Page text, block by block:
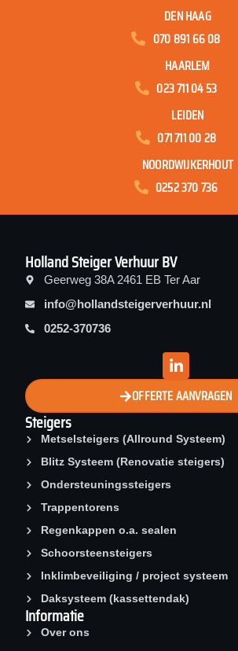
DEN HAAG
070 891 66 08
HAARLEM
023 711 04 53
LEIDEN
071 711 00 28
NOORDWIJKERHOUT
0252 370 736
Holland Steiger Verhuur BV
Geerweg 38A 2461 EB Ter Aar
info@hollandsteigerverhuur.nl
0252-370736
Steigers
Metselsteigers (Allround Systeem)
Blitz Systeem (Renovatie steigers)
Ondersteuningssteigers
Trappentorens
Regenkappen o.a. sealen
Schoorsteen­steigers
Inklimbeveiliging / project systeem
Daksysteem (kassettendak)
Informatie
Over ons
OFFERTE AANVRAGEN